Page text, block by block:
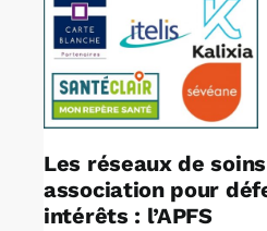
Les réseaux de
association pour
intérêts : l’APFS